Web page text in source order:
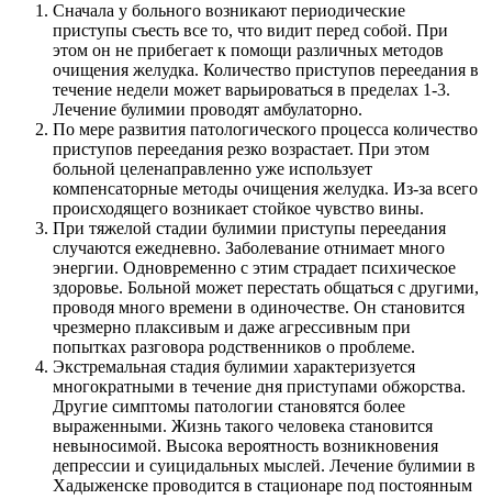
Сначала у больного возникают периодические
приступы съесть все то, что видит перед собой. При
этом он не прибегает к помощи различных методов
очищения желудка. Количество приступов переедания в
течение недели может варьироваться в пределах 1-3.
Лечение булимии проводят амбулаторно.
По мере развития патологического процесса количество
приступов переедания резко возрастает. При этом
больной целенаправленно уже использует
компенсаторные методы очищения желудка. Из-за всего
происходящего возникает стойкое чувство вины.
При тяжелой стадии булимии приступы переедания
случаются ежедневно. Заболевание отнимает много
энергии. Одновременно с этим страдает психическое
здоровье. Больной может перестать общаться с другими,
проводя много времени в одиночестве. Он становится
чрезмерно плаксивым и даже агрессивным при
попытках разговора родственников о проблеме.
Экстремальная стадия булимии характеризуется
многократными в течение дня приступами обжорства.
Другие симптомы патологии становятся более
выраженными. Жизнь такого человека становится
невыносимой. Высока вероятность возникновения
депрессии и суицидальных мыслей. Лечение булимии в
Хадыженске проводится в стационаре под постоянным